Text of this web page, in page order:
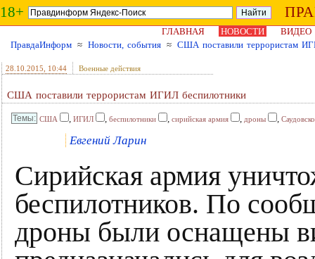
18+
ГЛАВНАЯ НОВОСТИ
ВИДЕО
ПравдаИнформ ≈ Новости, события ≈ США поставили террористам
28.10.2015 , 10:44 Военные действия
США поставили террористам ИГИЛ беспилотники
США , ИГИЛ , беспилотники , сирийская армия , дроны ,
Евгений Ларин
Сирийская армия
беспилотников. По
дроны были оснащены